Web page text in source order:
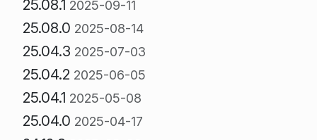
25.08.1 2025-09-11
25.08.0 2025-08-14
25.04.3 2025-07-03
25.04.2 2025-06-05
25.04.1 2025-05-08
25.04.0 2025-04-17